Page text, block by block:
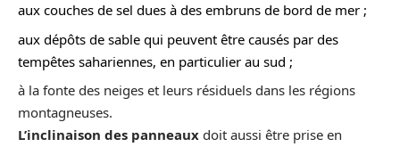
aux couches de sel dues à des embruns de bord de mer ;
aux dépôts de sable qui peuvent être causés par des
tempêtes sahariennes, en particulier au sud ;
à la fonte des neiges et leurs résiduels dans les régions
montagneuses.
L’inclinaison des panneaux doit aussi être prise en